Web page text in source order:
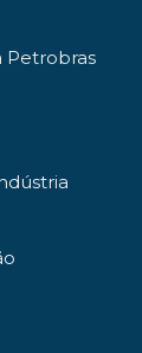
Petrobras